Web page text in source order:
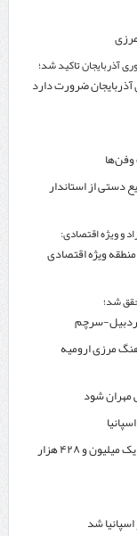
آذربایجان تاکید شد؛
ضرورت دارد
دستی از استاندار
و ویژه اقتصادی:
ویژه اقتصادی
شد؛
مهران شود
تردد زائران اربعین در مرزهای خوزستان از مرز یک میلیون و ۴۲۸ هزار
شد